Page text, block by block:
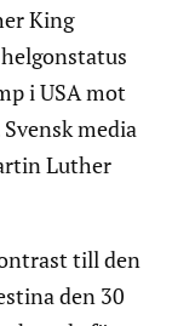
King
i USA mot
media
Luther
till den
den 30